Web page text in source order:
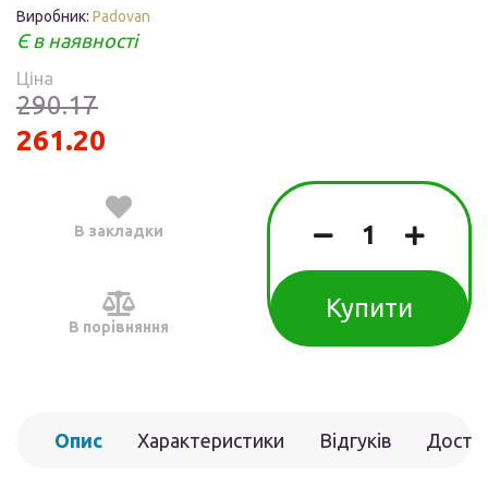
Виробник: Padovan
Є в наявності
Ціна
290.17
261.20
В закладки
В порівняння
Купити
Опис Характеристики Відгуків